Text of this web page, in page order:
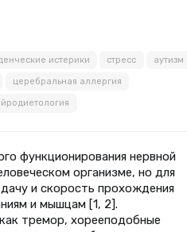
истерики стресс аутизм
церебральная аллергия
функционирования нервной
организме, но для
и скорость прохождения
и мышцам [1, 2].
тремор, хорееподобные